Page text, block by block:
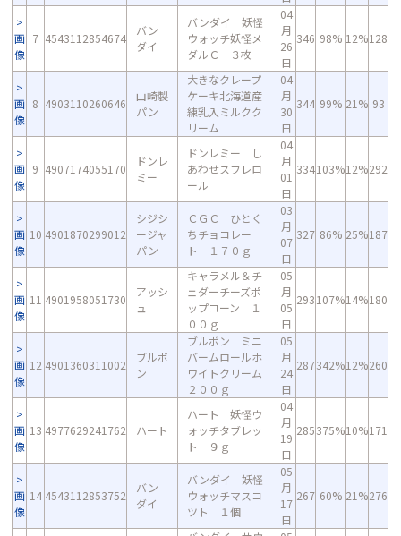
画
像
7 4543112854674
バン
ダイ
バンダイ 妖怪
ウォッチ妖怪メ
ダルＣ ３枚
04
月
26
日
346 98% 12%128
画
像
8 4903110260646
山崎製
パン
大きなクレープ
ケーキ北海道産
練乳入ミルクク
リーム
04
月
30
日
344 99% 21% 93
画
像
9 4907174055170
ドンレ
ミー
ドンレミー し
あわせスフレロ
ール
04
月
01
日
334103%12%292
画
像
10 4901870299012
シジシ
ージャ
パン
ＣＧＣ ひとく
ちチョコレー
ト １７０ｇ
03
月
07
日
327 86% 25%187
画
像
11 4901958051730
アッシ
ュ
キャラメル＆チ
ェダーチーズポ
ップコーン １
００ｇ
05
月
05
日
293107%14%180
画
像
12 4901360311002
ブルボ
ン
ブルボン ミニ
バームロールホ
ワイトクリーム
２００ｇ
05
月
24
日
287342%12%260
画
像
13 4977629241762 ハート
ハート 妖怪ウ
ォッチタブレッ
ト ９ｇ
04
月
19
日
285375%10%171
画
像
14 4543112853752
バン
ダイ
バンダイ 妖怪
ウォッチマスコ
ツト １個
05
月
17
日
267 60% 21%276